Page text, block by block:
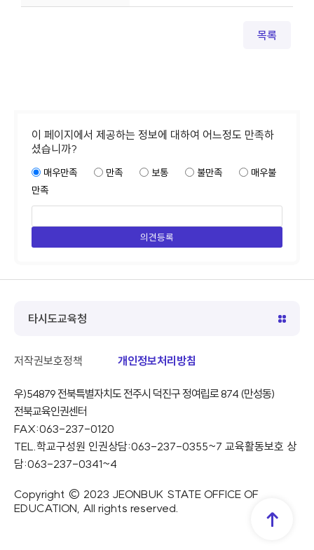
목록
이 페이지에서 제공하는 정보에 대하여 어느정도 만족하
셨습니까?
매우만족 만족 보통 불만족
매우불
만족
저작권보호정책 개인정보처리방침
우)54879 전북특별자치도 전주시 덕진구 정여립로 874 (만성동)
전북교육인권센터
FAX:063-237-0120
TEL.학교구성원 인권상담:063-237-0355~7 교육활동보호 상
담:063-237-0341~4
Copyright © 2023 JEONBUK STATE OFFICE OF
EDUCATION, All rights reserved.
타시도교육청